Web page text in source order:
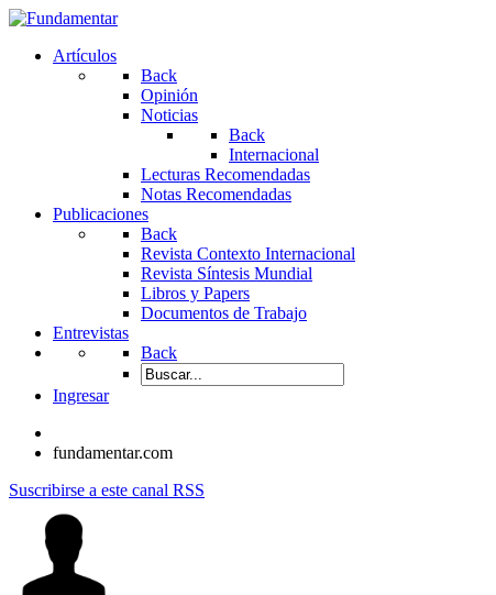
Artículos
Back
Opinión
Noticias
Back
Internacional
Lecturas Recomendadas
Notas Recomendadas
Publicaciones
Back
Revista Contexto Internacional
Revista Síntesis Mundial
Libros y Papers
Documentos de Trabajo
Entrevistas
Back
Ingresar
fundamentar.com
Suscribirse a este canal RSS